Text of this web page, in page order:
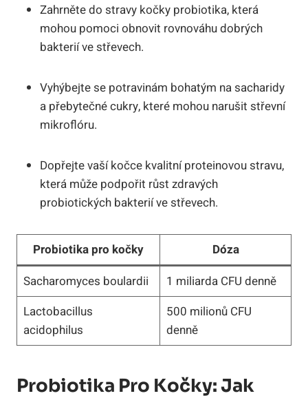
Zahrněte do stravy kočky probiotika, která
mohou pomoci obnovit rovnováhu dobrých
bakterií ve střevech.
Vyhýbejte se potravinám bohatým na sacharidy
a přebytečné cukry, které mohou narušit střevní
mikroflóru.
Dopřejte vaší kočce kvalitní proteinovou stravu,
která může podpořit růst zdravých
probiotických bakterií ve střevech.
Probiotika pro kočky
Dóza
Sacharomyces boulardii
1 miliarda CFU denně
Lactobacillus
acidophilus
500 milionů CFU
denně
Probiotika Pro Kočky: Jak